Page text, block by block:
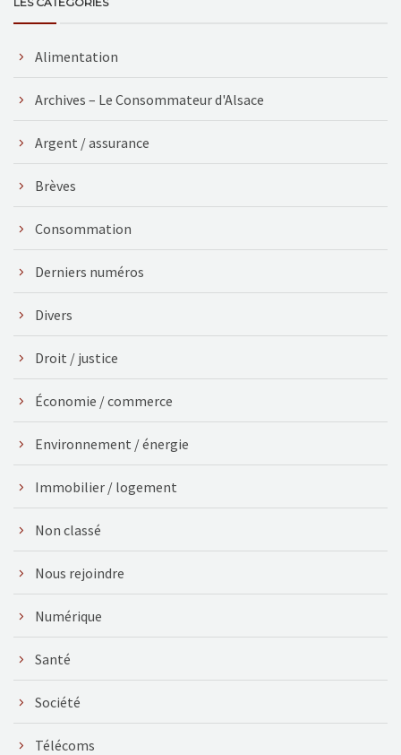
Alimentation
Archives – Le Consommateur d'Alsace
Argent / assurance
Brèves
Consommation
Derniers numéros
Divers
Droit / justice
Économie / commerce
Environnement / énergie
Immobilier / logement
Non classé
Nous rejoindre
Numérique
Santé
Société
Télécoms